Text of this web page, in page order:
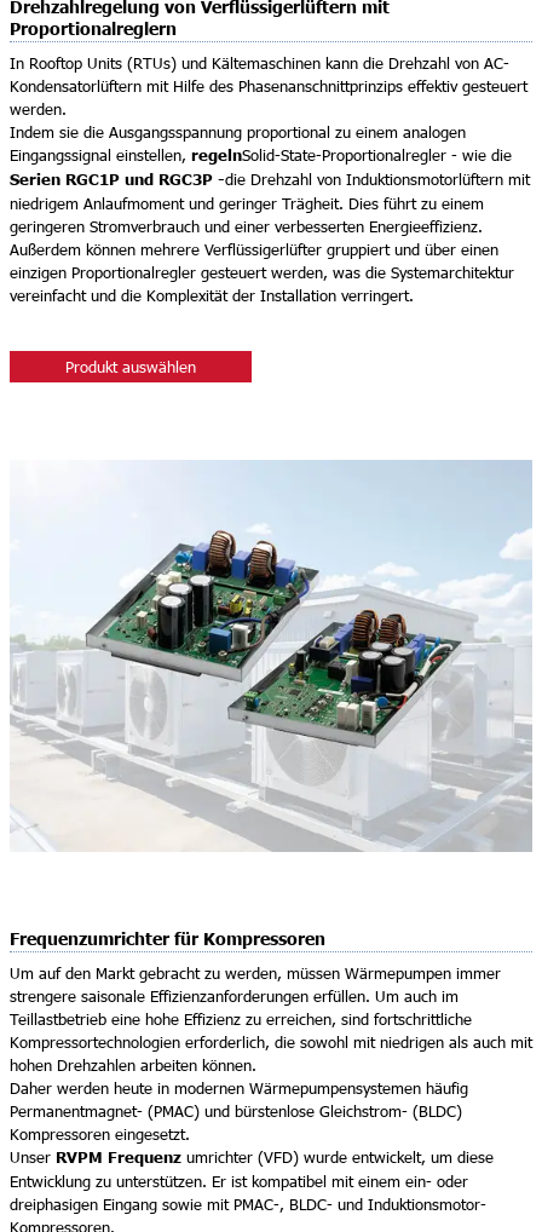
Drehzahlregelung von Verflüssigerlüftern mit
Proportionalreglern
In Rooftop Units (RTUs) und Kältemaschinen kann die Drehzahl von AC-
Kondensatorlüftern mit Hilfe des Phasenanschnittprinzips effektiv gesteuert
werden.
Indem sie die Ausgangsspannung proportional zu einem analogen
Eingangssignal einstellen, regelnSolid-State-Proportionalregler - wie die
Serien RGC1P und RGC3P -die Drehzahl von Induktionsmotorlüftern mit
niedrigem Anlaufmoment und geringer Trägheit. Dies führt zu einem
geringeren Stromverbrauch und einer verbesserten Energieeffizienz.
Außerdem können mehrere Verflüssigerlüfter gruppiert und über einen
einzigen Proportionalregler gesteuert werden, was die Systemarchitektur
vereinfacht und die Komplexität der Installation verringert.
Produkt auswählen
Frequenzumrichter für Kompressoren
Um auf den Markt gebracht zu werden, müssen Wärmepumpen immer
strengere saisonale Effizienzanforderungen erfüllen. Um auch im
Teillastbetrieb eine hohe Effizienz zu erreichen, sind fortschrittliche
Kompressortechnologien erforderlich, die sowohl mit niedrigen als auch mit
hohen Drehzahlen arbeiten können.
Daher werden heute in modernen Wärmepumpensystemen häufig
Permanentmagnet- (PMAC) und bürstenlose Gleichstrom- (BLDC)
Kompressoren eingesetzt.
Unser RVPM Frequenz umrichter (VFD) wurde entwickelt, um diese
Entwicklung zu unterstützen. Er ist kompatibel mit einem ein- oder
dreiphasigen Eingang sowie mit PMAC-, BLDC- und Induktionsmotor-
Kompressoren.